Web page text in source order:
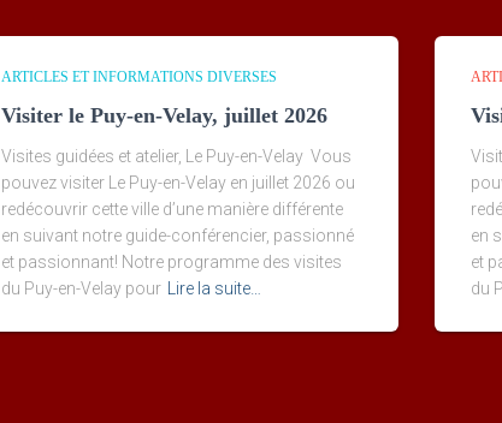
ARTICLES ET INFORMATIONS DIVERSES
Visiter le Puy-en-Velay, juillet 2026
Visites guidées et atelier, Le Puy-en-Velay Vous
pouvez visiter Le Puy-en-Velay en juillet 2026 ou
redécouvrir cette ville d’une manière différente
en suivant notre guide-conférencier, passionné
et passionnant! Notre programme des visites
du Puy-en-Velay pour
Lire la suite…
en
et
du